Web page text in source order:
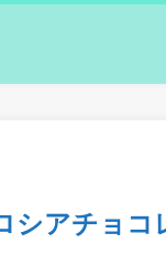
シアチョコ